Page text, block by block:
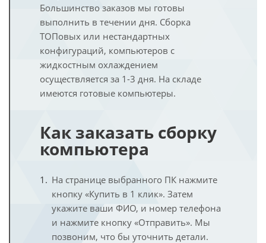
Большинство заказов мы готовы
выполнить в течении дня. Сборка
ТОПовых или нестандартных
конфигураций, компьютеров с
жидкостным охлаждением
осуществляется за 1-3 дня. На складе
имеются готовые компьютеры.
Как заказать сборку
компьютера
На странице выбранного ПК нажмите
кнопку «Купить в 1 клик». Затем
укажите ваши ФИО, и номер телефона
и нажмите кнопку «Отправить». Мы
позвоним, что бы уточнить детали.